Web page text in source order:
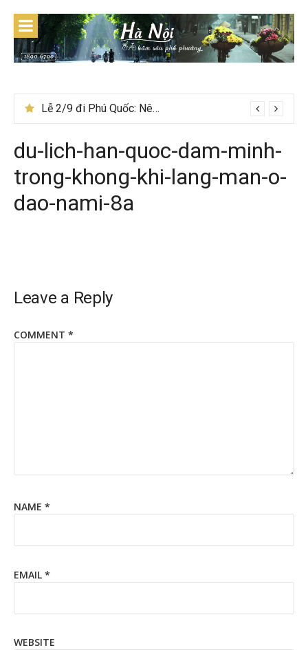
content
Lễ 2/9 đi Phú Quốc: Nên đi tour hay tự túc tiết kiệm hơn
du-lich-han-quoc-dam-minh-
trong-khong-khi-lang-man-o-
dao-nami-8a
Leave a Reply
COMMENT *
NAME *
EMAIL *
WEBSITE